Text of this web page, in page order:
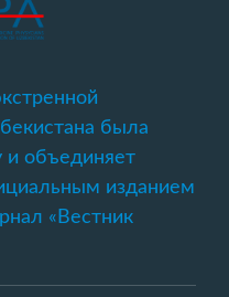
была
и объединяет
изданием
«Вестник